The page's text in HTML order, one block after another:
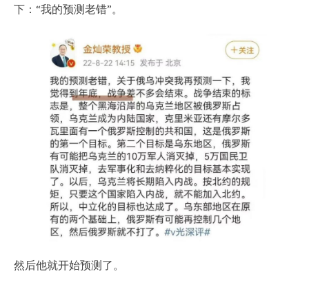
下：“我的预测老错”。
然后他就开始预测了。